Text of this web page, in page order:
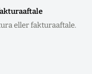
eller fakturaaftale.